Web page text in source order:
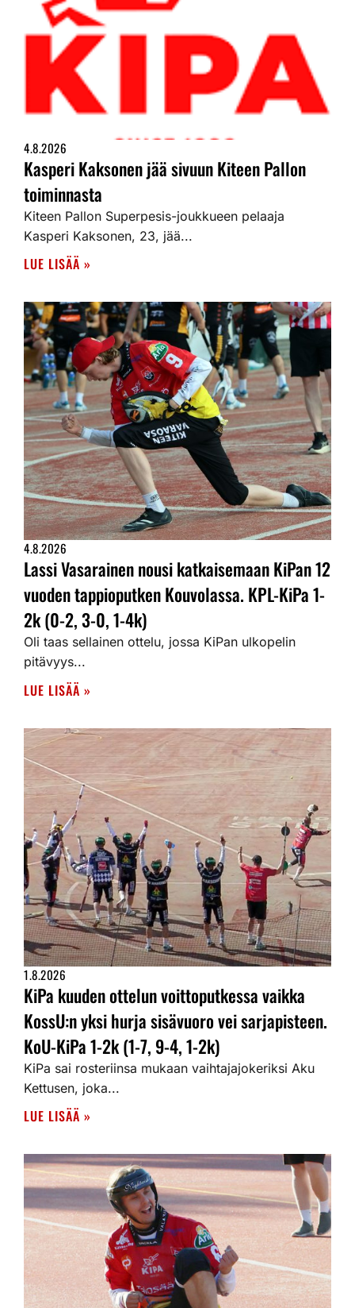
4.8.2026
Kasperi Kaksonen jää sivuun Kiteen Pallon
toiminnasta
Kiteen Pallon Superpesis-joukkueen pelaaja
Kasperi Kaksonen, 23, jää...
LUE LISÄÄ »
4.8.2026
Lassi Vasarainen nousi katkaisemaan KiPan 12
vuoden tappioputken Kouvolassa. KPL-KiPa 1-
2k (0-2, 3-0, 1-4k)
Oli taas sellainen ottelu, jossa KiPan ulkopelin
pitävyys...
LUE LISÄÄ »
1.8.2026
KiPa kuuden ottelun voittoputkessa vaikka
KossU:n yksi hurja sisävuoro vei sarjapisteen.
KoU-KiPa 1-2k (1-7, 9-4, 1-2k)
KiPa sai rosteriinsa mukaan vaihtajajokeriksi Aku
Kettusen, joka...
LUE LISÄÄ »